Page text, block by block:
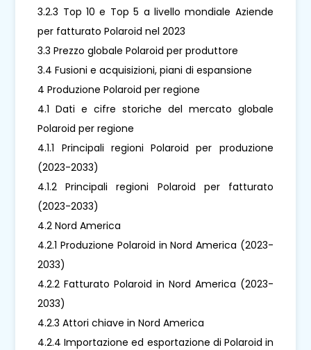
3.2.3 Top 10 e Top 5 a livello mondiale Aziende
per fatturato Polaroid nel 2023
3.3 Prezzo globale Polaroid per produttore
3.4 Fusioni e acquisizioni, piani di espansione
4 Produzione Polaroid per regione
4.1 Dati e cifre storiche del mercato globale
Polaroid per regione
4.1.1 Principali regioni Polaroid per produzione
(2023-2033)
4.1.2 Principali regioni Polaroid per fatturato
(2023-2033)
4.2 Nord America
4.2.1 Produzione Polaroid in Nord America (2023-
2033)
4.2.2 Fatturato Polaroid in Nord America (2023-
2033)
4.2.3 Attori chiave in Nord America
4.2.4 Importazione ed esportazione di Polaroid in